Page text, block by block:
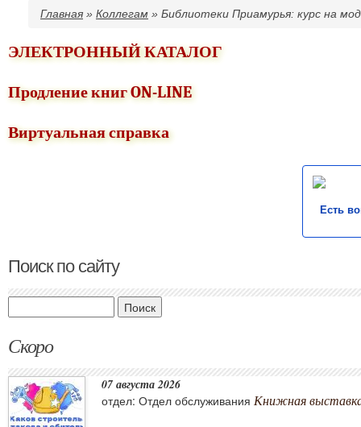
Вы здесь
Главная » Коллегам » Библиотеки Приамурья: курс на
ЭЛЕКТРОННЫЙ КАТАЛОГ
Продление книг ON-LINE
Виртуальная справка
Есть
Поиск по сайту
Скоро
07 августа 2026
отдел: Отдел обслуживания Книжная